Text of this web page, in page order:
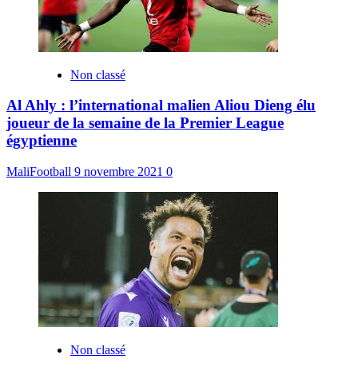
Non classé
Al Ahly : l’international malien Aliou Dieng élu
joueur de la semaine de la Premier League
égyptienne
MaliFootball 9 novembre 2021 0
Non classé